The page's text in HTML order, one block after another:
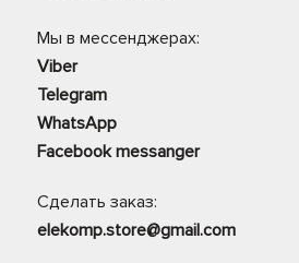
Мы в мессенджерах:
Viber
Telegram
WhatsApp
Facebook messanger
Сделать заказ:
elekomp.store@gmail.com